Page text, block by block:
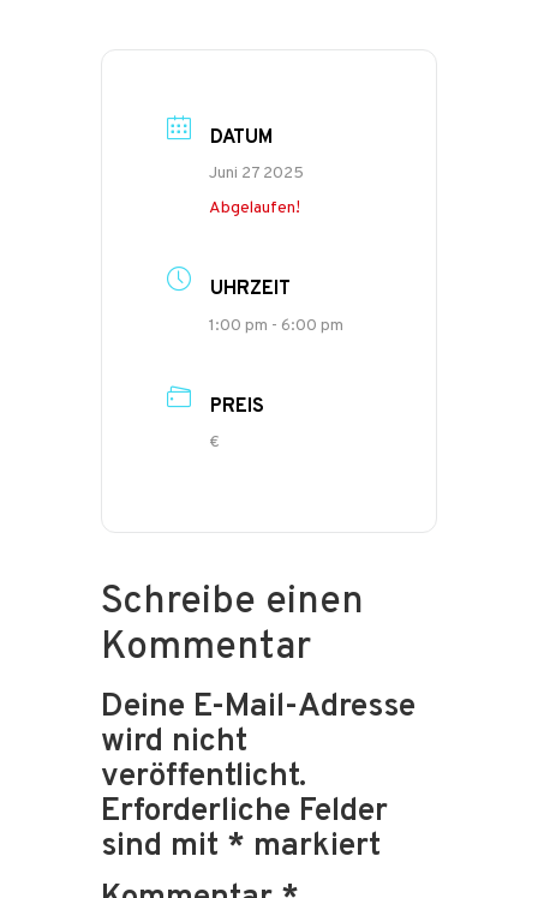
DATUM
Juni 27 2025
Abgelaufen!
UHRZEIT
1:00 pm - 6:00 pm
PREIS
€
Schreibe einen
Kommentar
Deine E-Mail-Adresse
wird nicht
veröffentlicht.
Erforderliche Felder
sind mit * markiert